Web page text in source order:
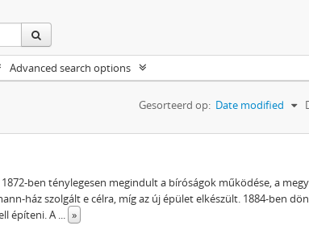
Advanced search options
Gesorteerd op: Date modified
ben ténylegesen megindult a bíróságok működése, a
ház szolgált e célra, míg az új épület elkészült. 1884-ben
építeni. A ... »